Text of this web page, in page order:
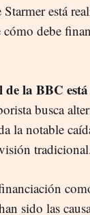
está
debe
la BBC
busca
la notable
sido las